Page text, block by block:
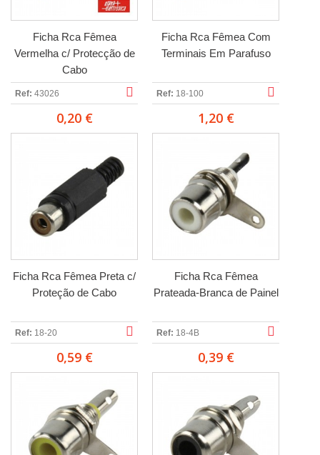
Ficha Rca Fêmea
Vermelha c/ Protecção de
Cabo
Ref: 43026
0,20 €
Ficha Rca Fêmea Com
Terminais Em Parafuso
Ref: 18-100
1,20 €
Ficha Rca Fêmea Preta c/
Proteção de Cabo
Ref: 18-20
0,59 €
Ficha Rca Fêmea
Prateada-Branca de Painel
Ref: 18-4B
0,39 €